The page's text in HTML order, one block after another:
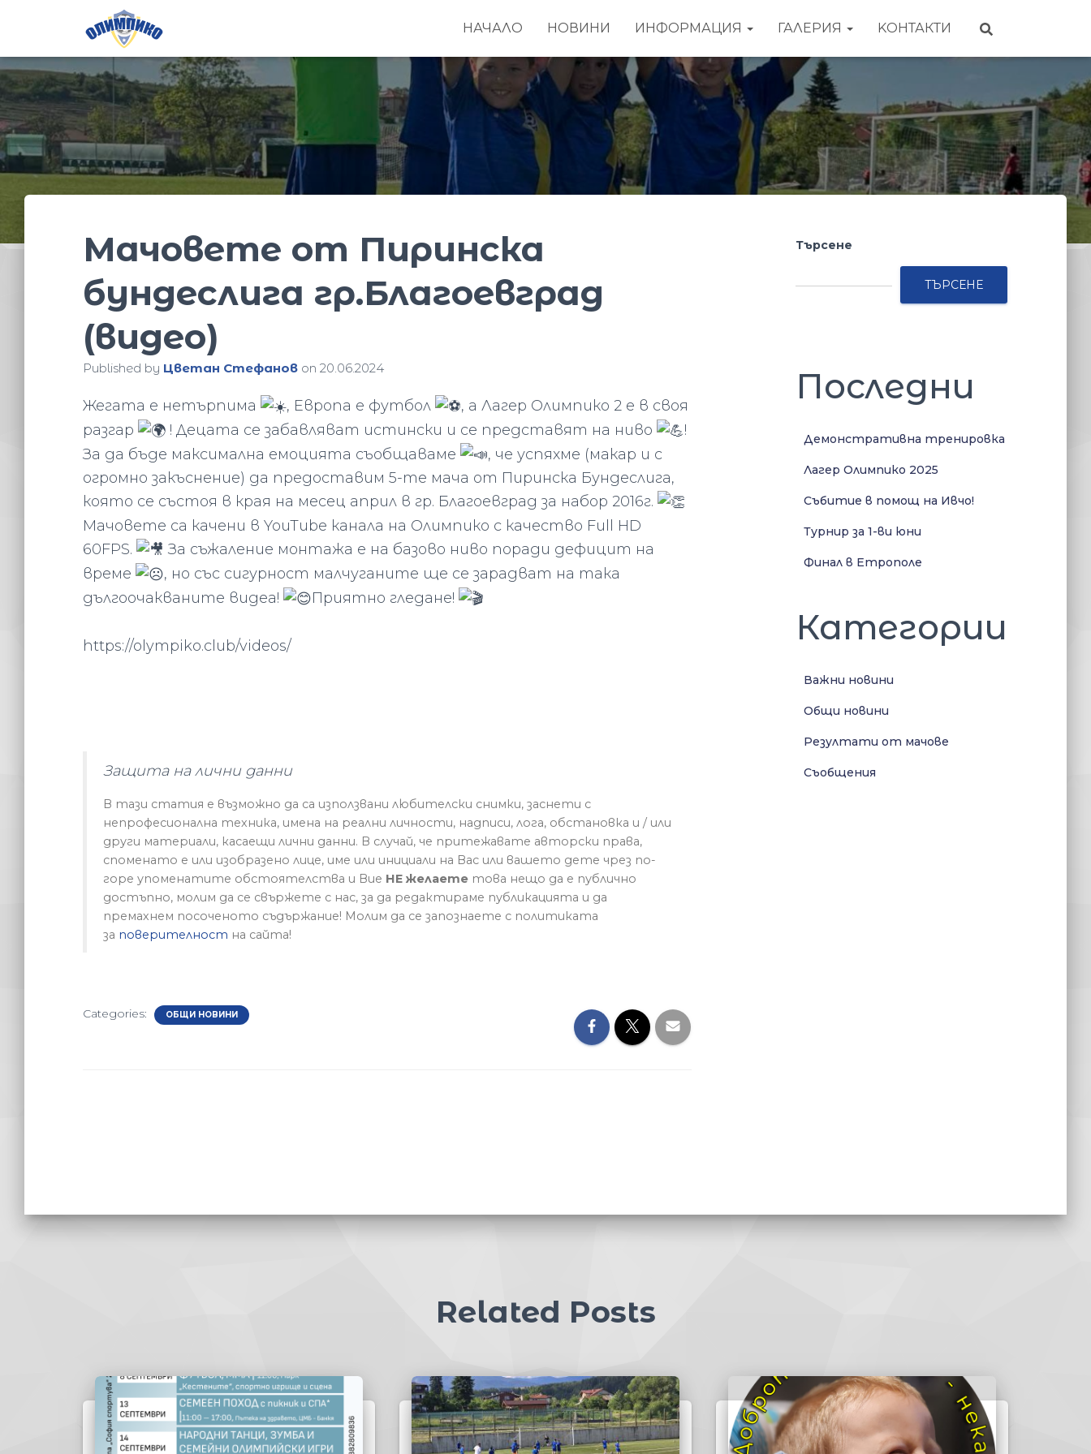
НАЧАЛО НОВИНИ ИНФОРМАЦИЯ ГАЛЕРИЯ KОНТАКТИ
Мачовете от Пиринска
бундеслига гр.Благоевград
(видео)
Published by Цветан Стефанов on 20.06.2024
Жегата е нетърпима , Европа е футбол
, а Лагер Олимпико 2 е в своя
разгар
! Децата се забавляват истински и се представят на ниво
!
За да бъде максимална емоцията съобщаваме
, че успяхме (макар и с
огромно закъснение) да предоставим 5-те мача от Пиринска Бундеслига,
която се състоя в края на месец април в гр. Благоевград за набор 2016г.
Мачовете са качени в YouTube канала на Oлимпико с качество Full HD
60FPS.
За съжаление монтажа е на базово ниво поради дефицит на
време
, но със сигурност малчуганите ще се зарадват на така
дългоочакваните видеа!
Приятно гледане!
https://olympiko.club/videos/
Защита на лични данни
В тази статия е възможно да са използвани любителски снимки, заснети с
непрофесионална техника, имена на реални личности, надписи, лога, обстановка и / или
други материали, касаещи лични данни. В случай, че притежавате авторски права,
споменато е или изобразено лице, име или инициали на Вас или вашето дете чрез по-
горе упоменатите обстоятелства и Вие НЕ желаете това нещо да е публично
достъпно, молим да се свържете с нас, за да редактираме публикацията и да
премахнем посоченото съдържание! Молим да се запознаете с политиката
за поверителност на сайта!
Categories: ОБЩИ НОВИНИ
Търсене
ТЪРСЕНЕ
Последни
Демонстративна тренировка
Лагер Олимпико 2025
Събитие в помощ на Ивчо!
Турнир за 1-ви юни
Финал в Етрополе
Категории
Важни новини
Общи новини
Резултати от мачове
Съобщения
Related Posts